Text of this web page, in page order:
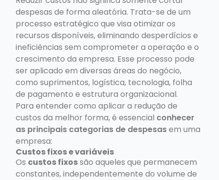
despesas de forma aleatória. Trata-se de um
processo estratégico que visa otimizar os
recursos disponíveis, eliminando desperdícios e
ineficiências sem comprometer a operação e o
crescimento da empresa. Esse processo pode
ser aplicado em diversas áreas do negócio,
como suprimentos, logística, tecnologia, folha
de pagamento e estrutura organizacional.
Para entender como aplicar a redução de
custos da melhor forma, é essencial conhecer
as principais categorias de despesasem uma
empresa:
Custos fixos e variáveis
Os custos fixossão aqueles que permanecem
constantes, independentemente do volume de